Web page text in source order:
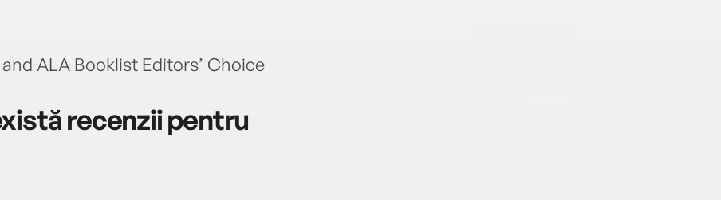
ALA Booklist Editors’ Choice
recenzii pentru